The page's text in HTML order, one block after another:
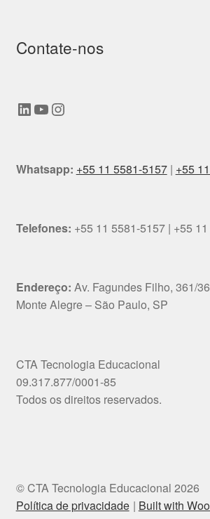
Contate-nos
LinkedIn
Youtube
Instagram
Whatsapp: +55 11 5581-5157| +55
Telefones: +55 11 5581-5157 | +55
Endereço: Av. Fagundes Filho, 361/
Monte Alegre – São Paulo, SP
CTA Tecnologia Educacional
09.317.877/0001-85
Todos os direitos reservados.
© CTA Tecnologia Educacional 2026
Política de privacidade
Built with